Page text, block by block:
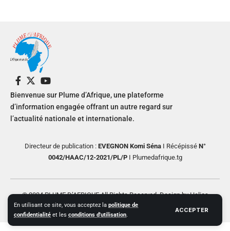
En utilisant ce site, vous acceptez la politique de
confidentialité et les conditions d'utilisation.
ACCEPTER
Bienvenue sur Plume d’Afrique, une plateforme
d’information engagée offrant un autre regard sur
l’actualité nationale et internationale.
Directeur de publication : EVEGNON Komi SénaI RécépisséN°
0042/HAAC/12-2021/PL/PI Plumedafrique.tg
© 2024 PLUME D’AFRIQUE All Rights Reserved. Design by Helios
Creative